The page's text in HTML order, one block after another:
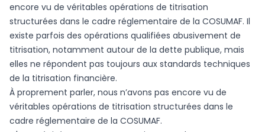
encore vu de véritables opérations de titrisation
structurées dans le cadre réglementaire de la COSUMAF. Il
existe parfois des opérations qualifiées abusivement de
titrisation, notamment autour de la dette publique, mais
elles ne répondent pas toujours aux standards techniques
de la titrisation financière.
À proprement parler, nous n’avons pas encore vu de
véritables opérations de titrisation structurées dans le
cadre réglementaire de la COSUMAF.